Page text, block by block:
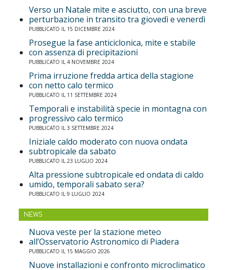
Verso un Natale mite e asciutto, con una breve
perturbazione in transito tra giovedì e venerdì
PUBBLICATO IL 15 DICEMBRE 2024
Prosegue la fase anticiclonica, mite e stabile
con assenza di precipitazioni
PUBBLICATO IL 4 NOVEMBRE 2024
Prima irruzione fredda artica della stagione
con netto calo termico
PUBBLICATO IL 11 SETTEMBRE 2024
Temporali e instabilità specie in montagna con
progressivo calo termico
PUBBLICATO IL 3 SETTEMBRE 2024
Iniziale caldo moderato con nuova ondata
subtropicale da sabato
PUBBLICATO IL 23 LUGLIO 2024
Alta pressione subtropicale ed ondata di caldo
umido, temporali sabato sera?
PUBBLICATO IL 9 LUGLIO 2024
NEWS
Nuova veste per la stazione meteo
all’Osservatorio Astronomico di Piadera
PUBBLICATO IL 15 MAGGIO 2026
Nuove installazioni e confronto microclimatico